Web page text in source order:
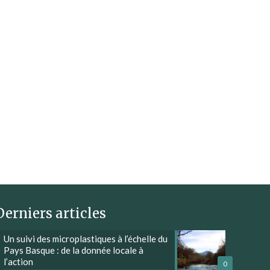
articles
0
Un suivi des microplastiques à l’échelle du
Pays Basque : de la donnée locale à
l’action